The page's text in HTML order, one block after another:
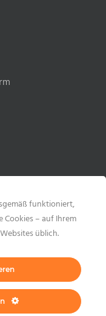
funktioniert,
Cookies – auf Ihrem
üblich.